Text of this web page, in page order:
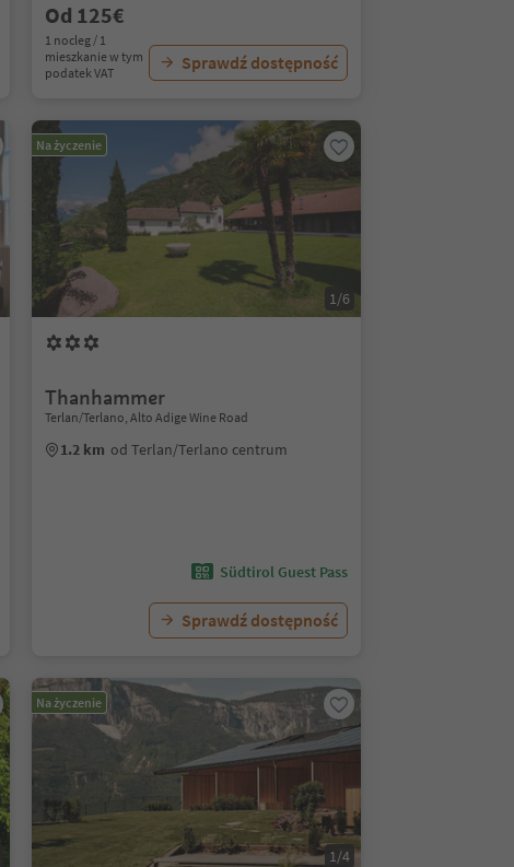
Od 125€
1 nocleg / 1
mieszkanie w tym
podatek VAT
Sprawdź dostępność
Na życzenie
1/6
Thanhammer
Terlan/Terlano, Alto Adige Wine Road
1.2 km od Terlan/Terlano centrum
Südtirol Guest Pass
Sprawdź dostępność
Na życzenie
1/4